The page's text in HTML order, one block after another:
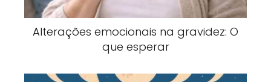
Alterações emocionais na gravidez: O
que esperar